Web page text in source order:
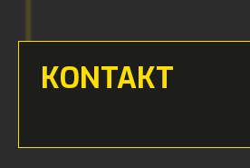
KONTAKT